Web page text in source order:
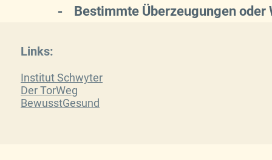
⁃ Bestimmte Überzeugungen oder
Links:
Institut Schwyter
Der TorWeg
BewusstGesund